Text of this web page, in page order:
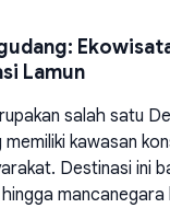
Lamun
salah satu
memiliki kawasan
Destinasi ini
mancanegara